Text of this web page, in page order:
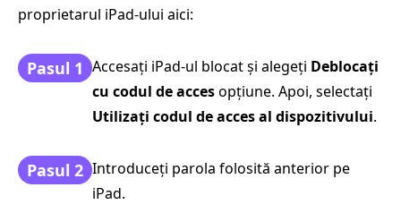
proprietarul iPad-ului aici:
Pasul 1 Accesați iPad-ul blocat și alegeți Deblocați
cu codul de accesopțiune. Apoi, selectați
Utilizați codul de acces al dispozitivului.
Pasul 2 Introduceți parola folosită anterior pe
iPad.